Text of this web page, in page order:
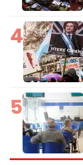
4
5